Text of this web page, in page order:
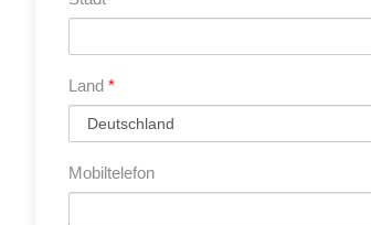
Land *
Mobiltelefon